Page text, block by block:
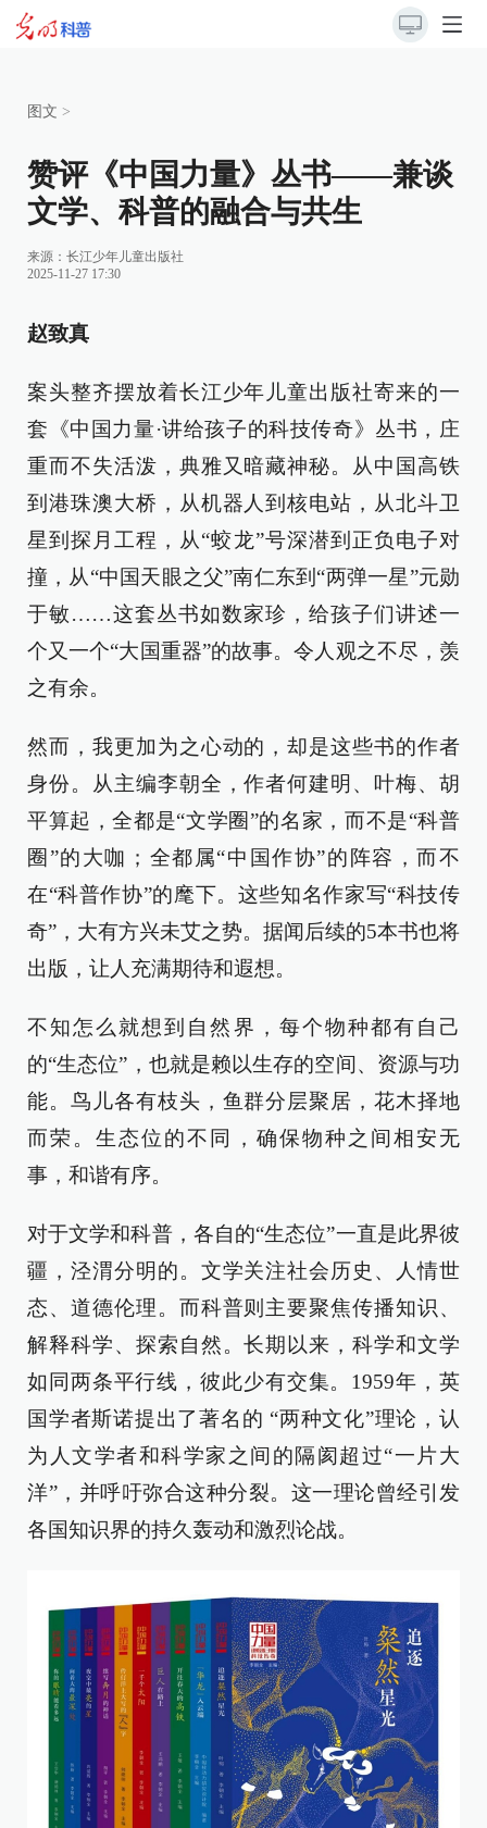
图文 >
赞评《中国力量》丛书——兼谈
文学、科普的融合与共生
来源：长江少年儿童出版社
2025-11-27 17:30
赵致真
案头整齐摆放着长江少年儿童出版社寄来的一
套《中国力量·讲给孩子的科技传奇》丛书，庄
重而不失活泼，典雅又暗藏神秘。从中国高铁
到港珠澳大桥，从机器人到核电站，从北斗卫
星到探月工程，从“蛟龙”号深潜到正负电子对
撞，从“中国天眼之父”南仁东到“两弹一星”元勋
于敏……这套丛书如数家珍，给孩子们讲述一
个又一个“大国重器”的故事。令人观之不尽，羡
之有余。
然而，我更加为之心动的，却是这些书的作者
身份。从主编李朝全，作者何建明、叶梅、胡
平算起，全都是“文学圈”的名家，而不是“科普
圈”的大咖；全都属“中国作协”的阵容，而不
在“科普作协”的麾下。这些知名作家写“科技传
奇”，大有方兴未艾之势。据闻后续的5本书也将
出版，让人充满期待和遐想。
不知怎么就想到自然界，每个物种都有自己
的“生态位”，也就是赖以生存的空间、资源与功
能。鸟儿各有枝头，鱼群分层聚居，花木择地
而荣。生态位的不同，确保物种之间相安无
事，和谐有序。
对于文学和科普，各自的“生态位”一直是此界彼
疆，泾渭分明的。文学关注社会历史、人情世
态、道德伦理。而科普则主要聚焦传播知识、
解释科学、探索自然。长期以来，科学和文学
如同两条平行线，彼此少有交集。1959年，英
国学者斯诺提出了著名的 “两种文化”理论，认
为人文学者和科学家之间的隔阂超过“一片大
洋”，并呼吁弥合这种分裂。这一理论曾经引发
各国知识界的持久轰动和激烈论战。